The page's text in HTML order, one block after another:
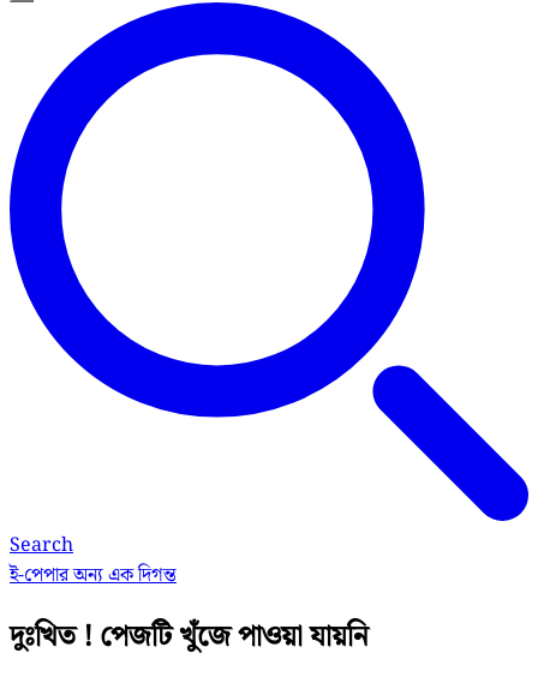
Search
ই-পেপারঅন্য এক দিগন্ত
দুঃখিত ! পেজটি খুঁজে পাওয়া যায়নি